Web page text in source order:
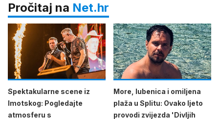
Pročitaj na Net.hr
Spektakularne scene iz
Imotskog: Pogledajte
atmosferu s
More, lubenica i omiljena
plaža u Splitu: Ovako ljeto
provodi zvijezda 'Divljih